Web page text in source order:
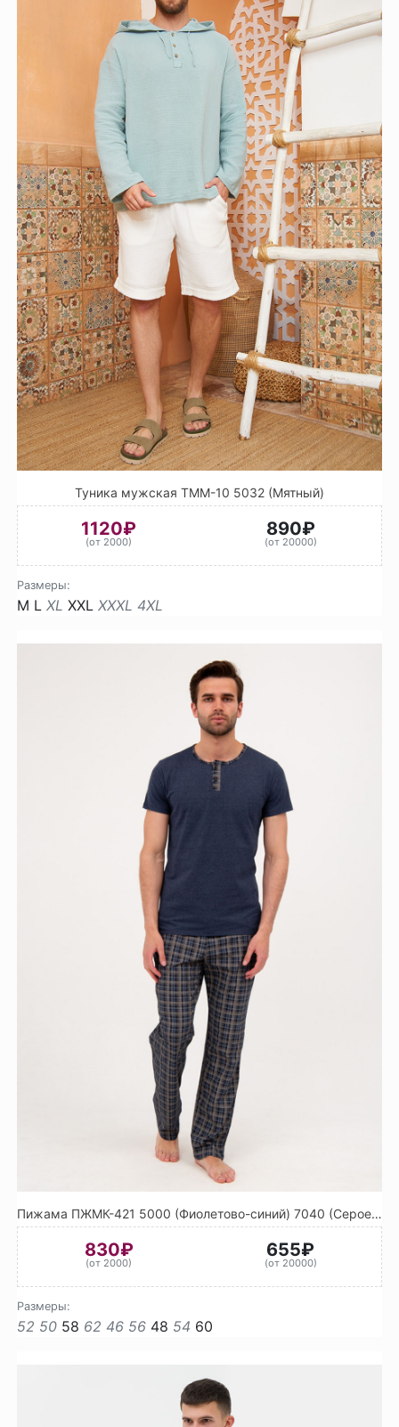
Туника мужская ТММ-10 5032 (Мятный)
1120₽
(от 2000)
890₽
(от 20000)
Размеры:
M L XL XXL XXXL 4XL
Пижама ПЖМК-421 5000 (Фиолетово-синий) 7040 (Серое окно)
830₽
(от 2000)
655₽
(от 20000)
Размеры:
52 50 58 62 46 56 48 54 60